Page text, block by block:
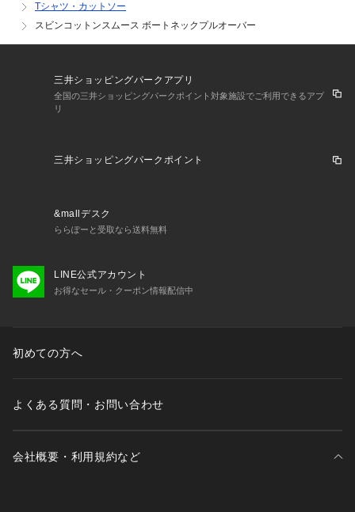
Tシャツ・カットソー
スビンコットンスムース ボートネックプルオーバー
三井ショッピングパークアプリ
全国の三井ショッピングパークポイント対象施設でご利用できるアプ
リ
三井ショッピングパークポイント
&mallデスク
ららぽーと受取なら送料無料
LINE公式アカウント
お得なセール・クーポン情報配信中
初めての方へ
よくある質問・お問い合わせ
会社概要・利用規約など